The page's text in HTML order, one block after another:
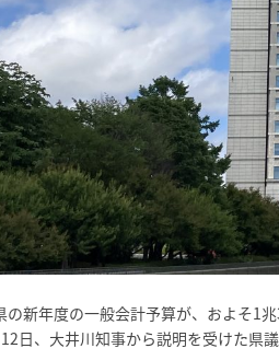
の新年度の一般会計予算が、およそ1
日、大井川知事から説明を受けた県